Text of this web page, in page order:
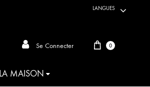
LANGUES
Se Connecter Panier
0
LA MAISON